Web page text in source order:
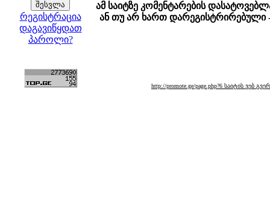
რეგისტრაცია
დაგავიწყდათ
პაროლი?
ამ საიტზე კომენტარების
ან თუ არ ხართ დარეგისტრირებული
http://promote.ge/page.php?6 საიტის ვებ